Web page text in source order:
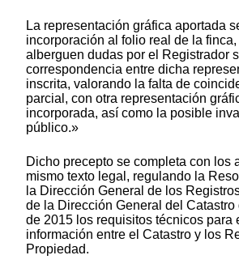
La representación gráfica aportada
incorporación al folio real de la
alberguen dudas por el Registrador
correspondencia entre dicha
inscrita, valorando la falta de
parcial, con otra representación
incorporada, así como la posible
público.»
Dicho precepto se completa con los
mismo texto legal, regulando la
la Dirección General de los
de la Dirección General del Catastro
de 2015 los requisitos técnicos para
información entre el Catastro y los
Propiedad.